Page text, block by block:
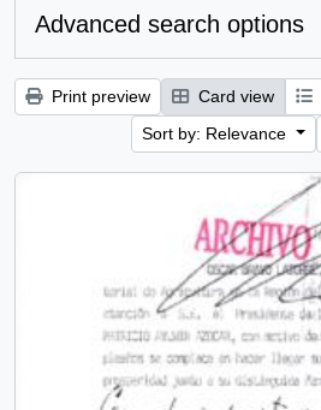
Advanced search options
Print preview Card view
Sort by: Relevance